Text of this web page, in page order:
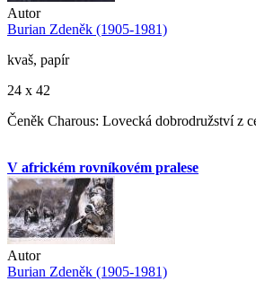
Autor
Burian Zdeněk (1905-1981)
kvaš, papír
24 x 42
Čeněk Charous: Lovecká dobrodružství z
V africkém rovníkovém pralese
Autor
Burian Zdeněk (1905-1981)